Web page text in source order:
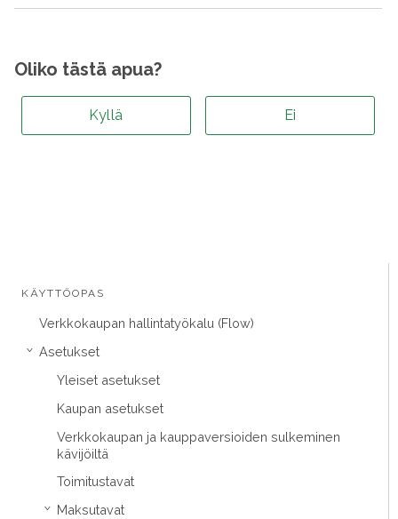
KÄYTTÖOPAS
Verkkokaupan hallintatyökalu (Flow)
› Asetukset
Yleiset asetukset
Kaupan asetukset
Verkkokaupan ja kauppaversioiden sulkeminen
kävijöiltä
Toimitustavat
›
Maksutavat
Oliko tästä apua?
Kyllä Ei